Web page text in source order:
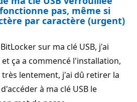
pas, même si
par caractère (urgent)
sur ma clé USB, j'ai
ça a commencé l'installation,
lentement, j'ai dû retirer la
à ma clé USB le